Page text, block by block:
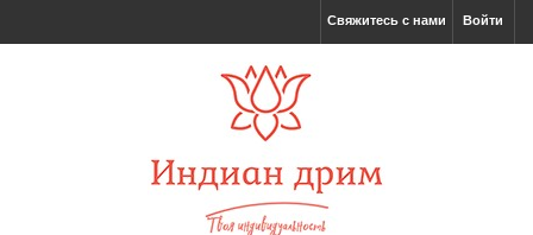
Войти
Свяжитесь с нами